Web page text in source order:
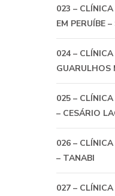
023 –
EM PERUÍBE –
024 –
GUARULHOS
025 –
– CESÁRIO
026 –
– TANABI
027 –